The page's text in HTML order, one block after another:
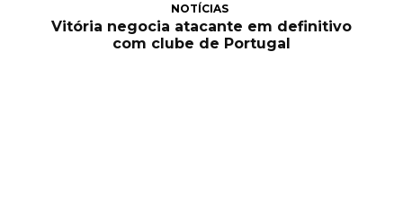
NOTÍCIAS
Vitória negocia atacante em definitivo
com clube de Portugal